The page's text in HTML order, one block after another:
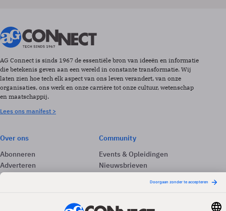
AG Connect is sinds 1967 de essentiële bron van ideeën en informatie
die betekenis geven aan een wereld in constante transformatie. Wij
laten zien hoe tech elk aspect van ons leven verandert, van onze
organisaties, ons werk en onze carrière tot onze cultuur, wetenschap
en maatschappij.
Lees ons manifest >
Over ons
Abonneren
Adverteren
Contact
Community
Events & Opleidingen
Nieuwsbrieven